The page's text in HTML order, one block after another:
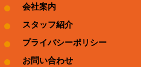
会社案内
スタッフ紹介
プライバシーポリシー
お問い合わせ